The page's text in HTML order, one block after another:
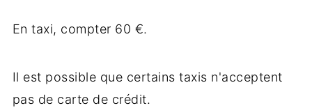
En taxi, compter 60 €.
Il est possible que certains taxis n'acceptent
pas de carte de crédit.